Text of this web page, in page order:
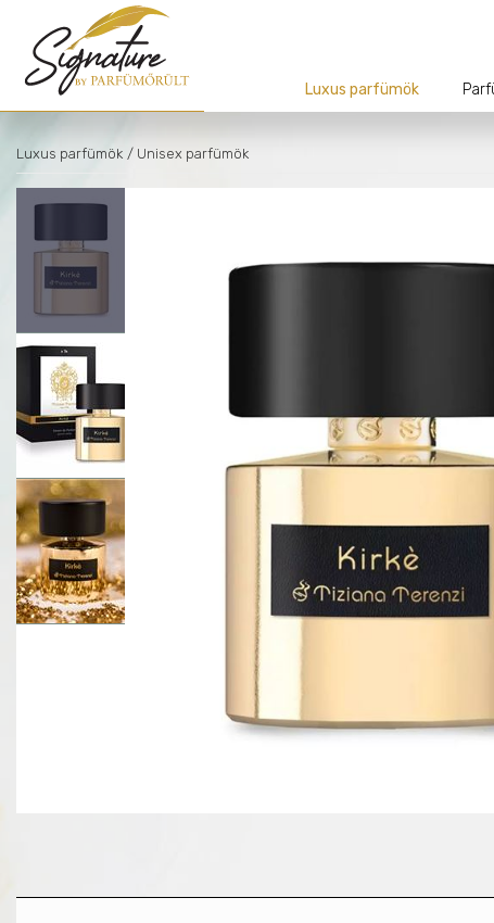
Luxus parfümök
Luxus parfümök / Unisex parfümök